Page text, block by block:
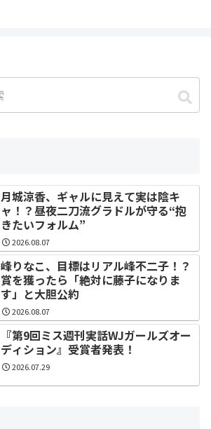
月城涼香、ギャルに見えて実は陰キ
ャ！？昼夜二刀流グラドルが守る“抱
きたいフォルム”
2026.08.07
峰りなこ、目標はリアル峰不二子！？
賞を獲ったら「絶対に藤子になりま
す」と大胆公約
2026.08.07
『第9回ミス週刊実話WJガールズオー
ディション』受賞者発表！
2026.07.29